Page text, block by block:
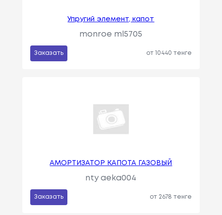
Упругий элемент, капот
monroe ml5705
Заказать от 10440 тенге
АМОРТИЗАТОР КАПОТА ГАЗОВЫЙ
nty aeka004
Заказать от 2678 тенге